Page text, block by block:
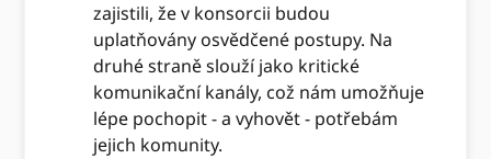
zajistili, že v konsorcii budou
uplatňovány osvědčené postupy. Na
druhé straně slouží jako kritické
komunikační kanály, což nám umožňuje
lépe pochopit - a vyhovět - potřebám
jejich komunity.